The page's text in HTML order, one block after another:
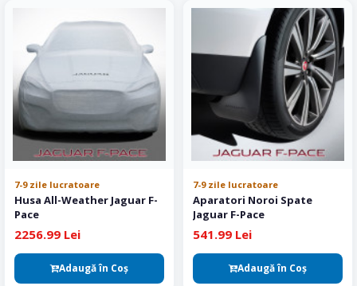
7-9 zile lucratoare
Husa All-Weather Jaguar F-
Pace
2256.99 Lei
Adaugă în Coş
7-9 zile lucratoare
Aparatori Noroi Spate
Jaguar F-Pace
541.99 Lei
Adaugă în Coş